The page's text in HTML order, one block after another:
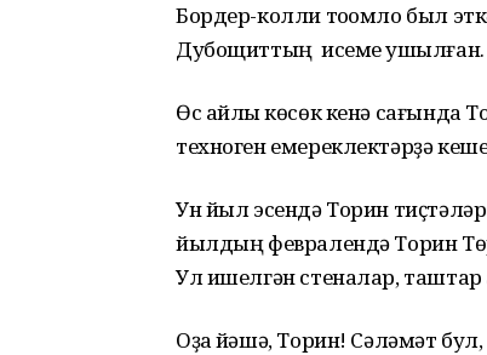
Бордер-колли тоҡомло был
Дубощиттың исеме ҡушылған.
Өс айлыҡ көсөк кенә сағында
техноген емереклектәрҙә
Ун йыл эсендә Торин
йылдың февралендә Торин
Ул ишелгән стеналар,
Оҙаҡ йәшә, Торин! Сәләмәт